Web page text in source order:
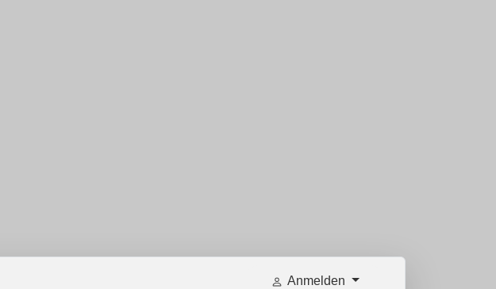
Anmelden